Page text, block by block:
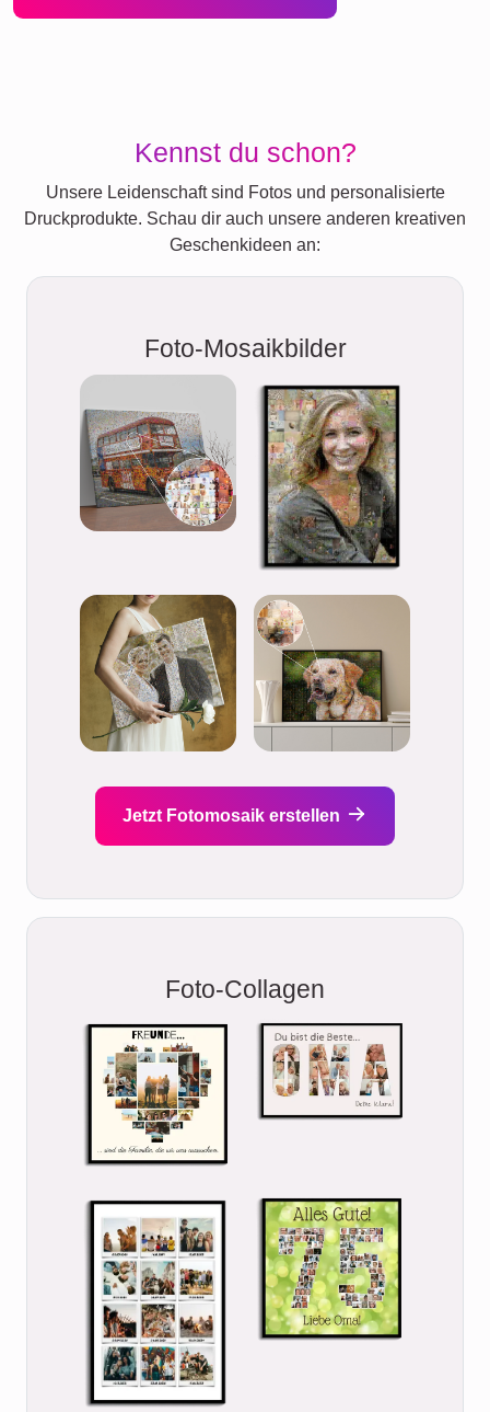
Kennst du schon?
Unsere Leidenschaft sind Fotos und personalisierte
Druckprodukte. Schau dir auch unsere anderen kreativen
Geschenkideen an:
Foto-Mosaikbilder
Jetzt Fotomosaik erstellen
Foto-Collagen